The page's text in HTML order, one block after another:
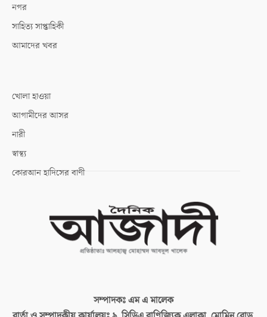
নগর
সাহিত্য সাপ্তাহিকী
আমাদের খবর
খোলা হাওয়া
আগামীদের আসর
নারী
স্বাস্থ্য
কোরআন হাদিসের বাণী
সম্পাদকঃএম এ মালেক